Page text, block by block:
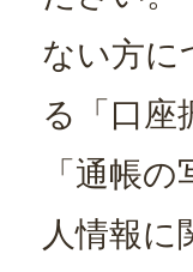
ない方に
る「口座
「通帳
人情報